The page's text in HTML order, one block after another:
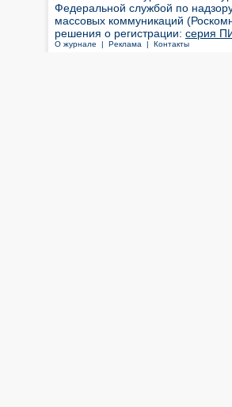
Федеральной службой по
массовых коммуникаций
решения о регистрации: серия
О журнале | Реклама | Контакты